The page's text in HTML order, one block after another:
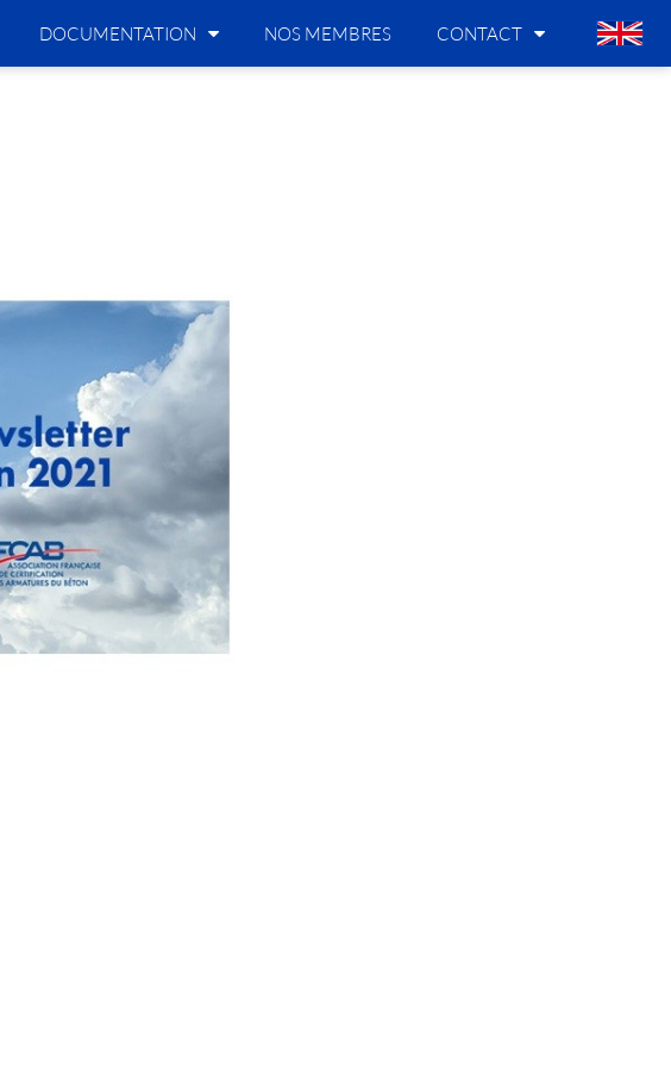
DOCUMENTATION NOS MEMBRES CONTACT